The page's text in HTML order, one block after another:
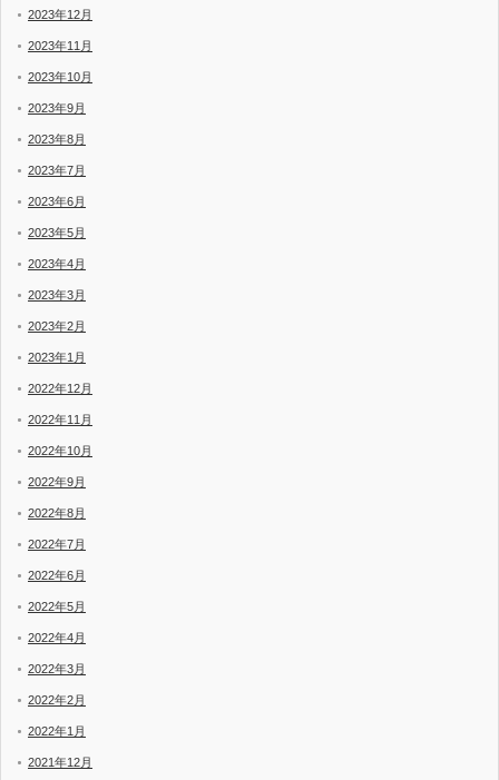
2023年12月
2023年11月
2023年10月
2023年9月
2023年8月
2023年7月
2023年6月
2023年5月
2023年4月
2023年3月
2023年2月
2023年1月
2022年12月
2022年11月
2022年10月
2022年9月
2022年8月
2022年7月
2022年6月
2022年5月
2022年4月
2022年3月
2022年2月
2022年1月
2021年12月